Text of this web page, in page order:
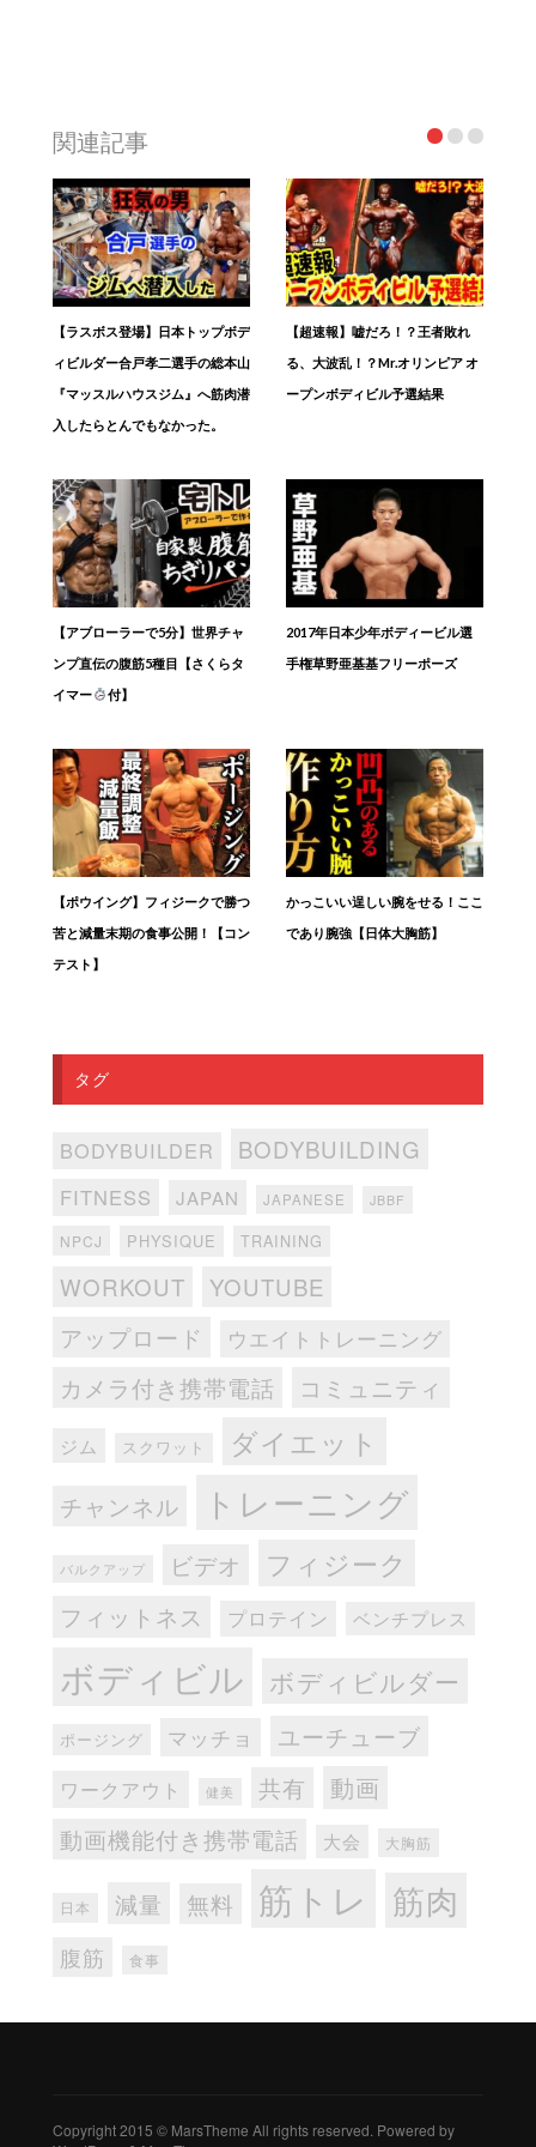
関連記事
【ラスボス登場】日本トップボデ
ィビルダー合戸孝二選手の総本山
『マッスルハウスジム』へ筋肉潜
入したらとんでもなかった。
【超速報】嘘だろ！？王者敗れ
る、大波乱！？Mr.オリンピア オ
ープンボディビル予選結果
【アブローラーで5分】世界チャ
ンプ直伝の腹筋5種目【さくらタ
イマー
付】
2017年日本少年ボディービル選
手権草野亜基基フリーポーズ
【ポウイング】フィジークで勝つ
苦と減量末期の食事公開！【コン
テスト】
かっこいい逞しい腕をせる！ここ
であり腕強【日体大胸筋】
タグ
BODYBUILDER BODYBUILDING
FITNESS JAPAN JAPANESE JBBF
NPCJ PHYSIQUE TRAINING
WORKOUT
YOUTUBE
アップロード
ウエイトトレーニング
カメラ付き携帯電話 コミュニティ
ジム スクワット ダイエット
チャンネル トレーニング
バルクアップ ビデオ フィジーク
フィットネス プロテイン ベンチプレス
ボディビル ボディビルダー
ポージング マッチョ ユーチューブ
ワークアウト 健美 共有 動画
動画機能付き携帯電話 大会 大胸筋
日本 減量 無料 筋トレ 筋肉
腹筋 食事
Copyright 2015 © MarsTheme All rights reserved. Powered by